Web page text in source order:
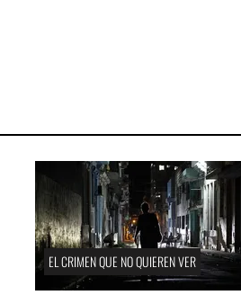
EL CRIMEN QUE NO QUIEREN VER